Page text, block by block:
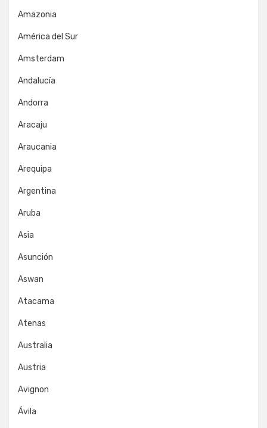
Amazonia
América del Sur
Amsterdam
Andalucía
Andorra
Aracaju
Araucania
Arequipa
Argentina
Aruba
Asia
Asunción
Aswan
Atacama
Atenas
Australia
Austria
Avignon
Ávila